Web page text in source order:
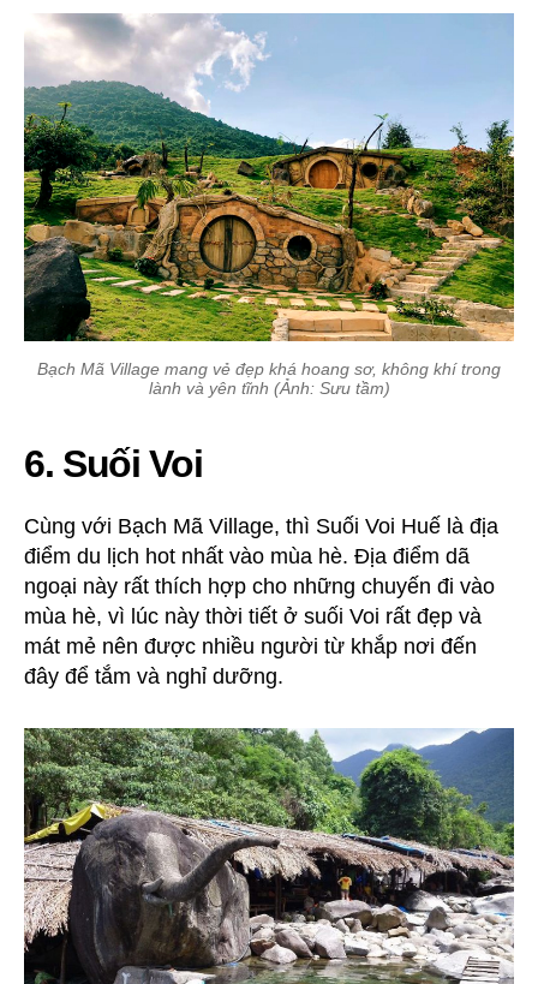
Bạch Mã Village mang vẻ đẹp khá hoang sơ, không khí trong
lành và yên tĩnh (Ảnh: Sưu tầm)
6. Suối Voi
Cùng với Bạch Mã Village, thì Suối Voi Huế là địa
điểm du lịch hot nhất vào mùa hè. Địa điểm dã
ngoại này rất thích hợp cho những chuyến đi vào
mùa hè, vì lúc này thời tiết ở suối Voi rất đẹp và
mát mẻ nên được nhiều người từ khắp nơi đến
đây để tắm và nghỉ dưỡng.